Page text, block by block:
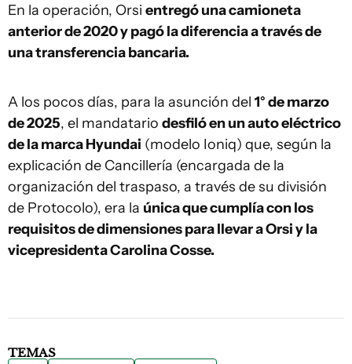
En la operación, Orsi entregó una camioneta
anterior de 2020 y pagó la diferencia a través de
una transferencia bancaria.
A los pocos días, para la asunción del 1° de marzo
de 2025, el mandatario desfiló en un auto eléctrico
de la marca Hyundai (modelo Ioniq) que, según la
explicación de Cancillería (encargada de la
organización del traspaso, a través de su división
de Protocolo), era la única que cumplía con los
requisitos de dimensiones para llevar a Orsi y la
vicepresidenta Carolina Cosse.
TEMAS